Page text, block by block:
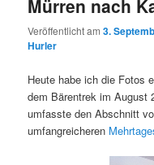
Mürren nach
Veröffentlicht am3.
Hurler
Heute habe ich die Fotos
dem Bärentrek im August
umfasste den Abschnitt
umfangreicheren